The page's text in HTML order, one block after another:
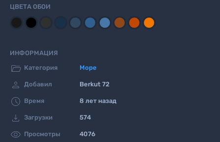
ЦВЕТА ОБОИ
ИНФОРМАЦИЯ
 Категория Море
 Добавил Berkut 72
 Время 8 лет назад
 Загрузки 574
 Просмотры 4076